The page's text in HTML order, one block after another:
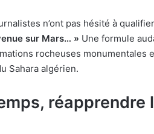
n’ont pas hésité à
sur Mars… » Une formule
rocheuses monumentales
Sahara algérien.
réapprendre